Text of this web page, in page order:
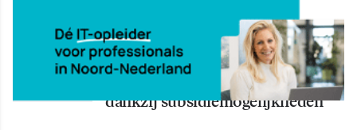
INNOVATIE
ICT-opleidingen bij IT Academy
Noord-Nederland nu voordeliger
dankzij subsidiemogelijkheden